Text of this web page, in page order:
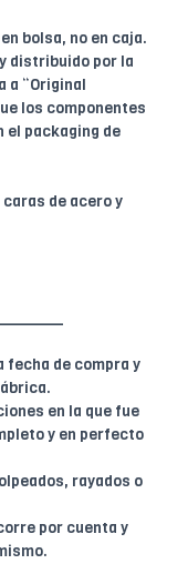
bolsa, no en caja.
distribuido por la
a “Original
los componentes
el packaging de
de acero y
fecha de compra y
en la que fue
y en perfecto
rayados o
por cuenta y